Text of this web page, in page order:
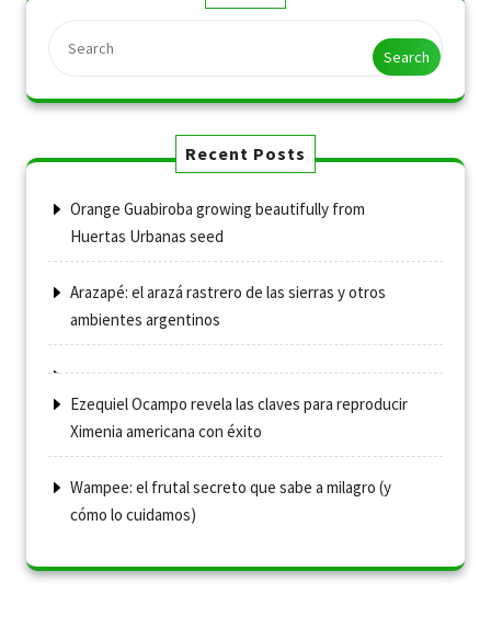
Search
Recent Posts
Orange Guabiroba growing beautifully from
Huertas Urbanas seed
Arazapé: el arazá rastrero de las sierras y otros
ambientes argentinos
Ezequiel Ocampo revela las claves para reproducir
Ximenia americana con éxito
Wampee: el frutal secreto que sabe a milagro (y
cómo lo cuidamos)